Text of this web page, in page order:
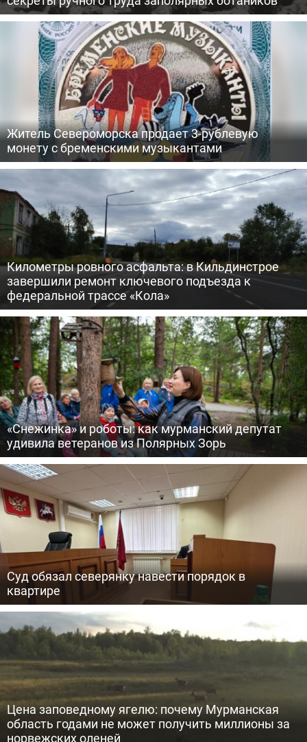
Житель Североморска продает 3-рублевую
монету с бременскими музыкантами
Километры ровного асфальта: в Кильдинстрое
завершили ремонт ключевого подъезда к
федеральной трассе «Кола»
«Снежинка» и роботы: как мурманский депутат
удивила ветеранов из Полярных Зорь
Суд обязал северянку навести порядок в
квартире
Цена заповедному ягелю: почему Мурманская
область годами не может получить миллионы за
норвежских оленей